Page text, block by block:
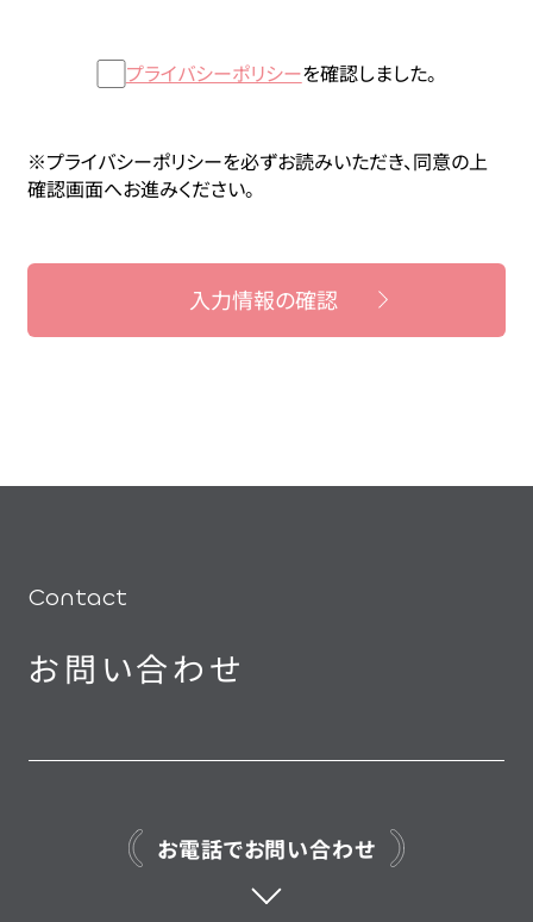
プライバシーポリシーを確認しました。
※プライバシーポリシーを必ずお読みいただき、同意の上
確認画面へお進みください。
入力情報の確認
Contact
お問い合わせ
お電話でお問い合わせ